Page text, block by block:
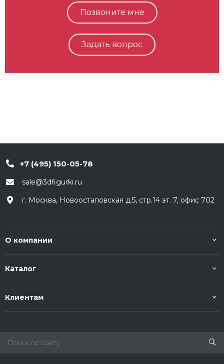
Позвоните мне
Задать вопрос
+7 (495) 150-05-78
sale@3dfigurki.ru
г. Москва, Новоостаповская д.5, стр.14 эт. 7, офис 702
О компании
Каталог
Клиентам